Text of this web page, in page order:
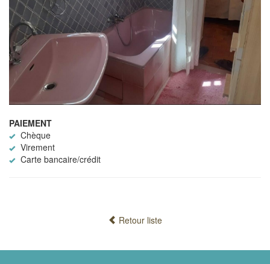
PAIEMENT
Chèque
Virement
Carte bancaire/crédit
Retour liste